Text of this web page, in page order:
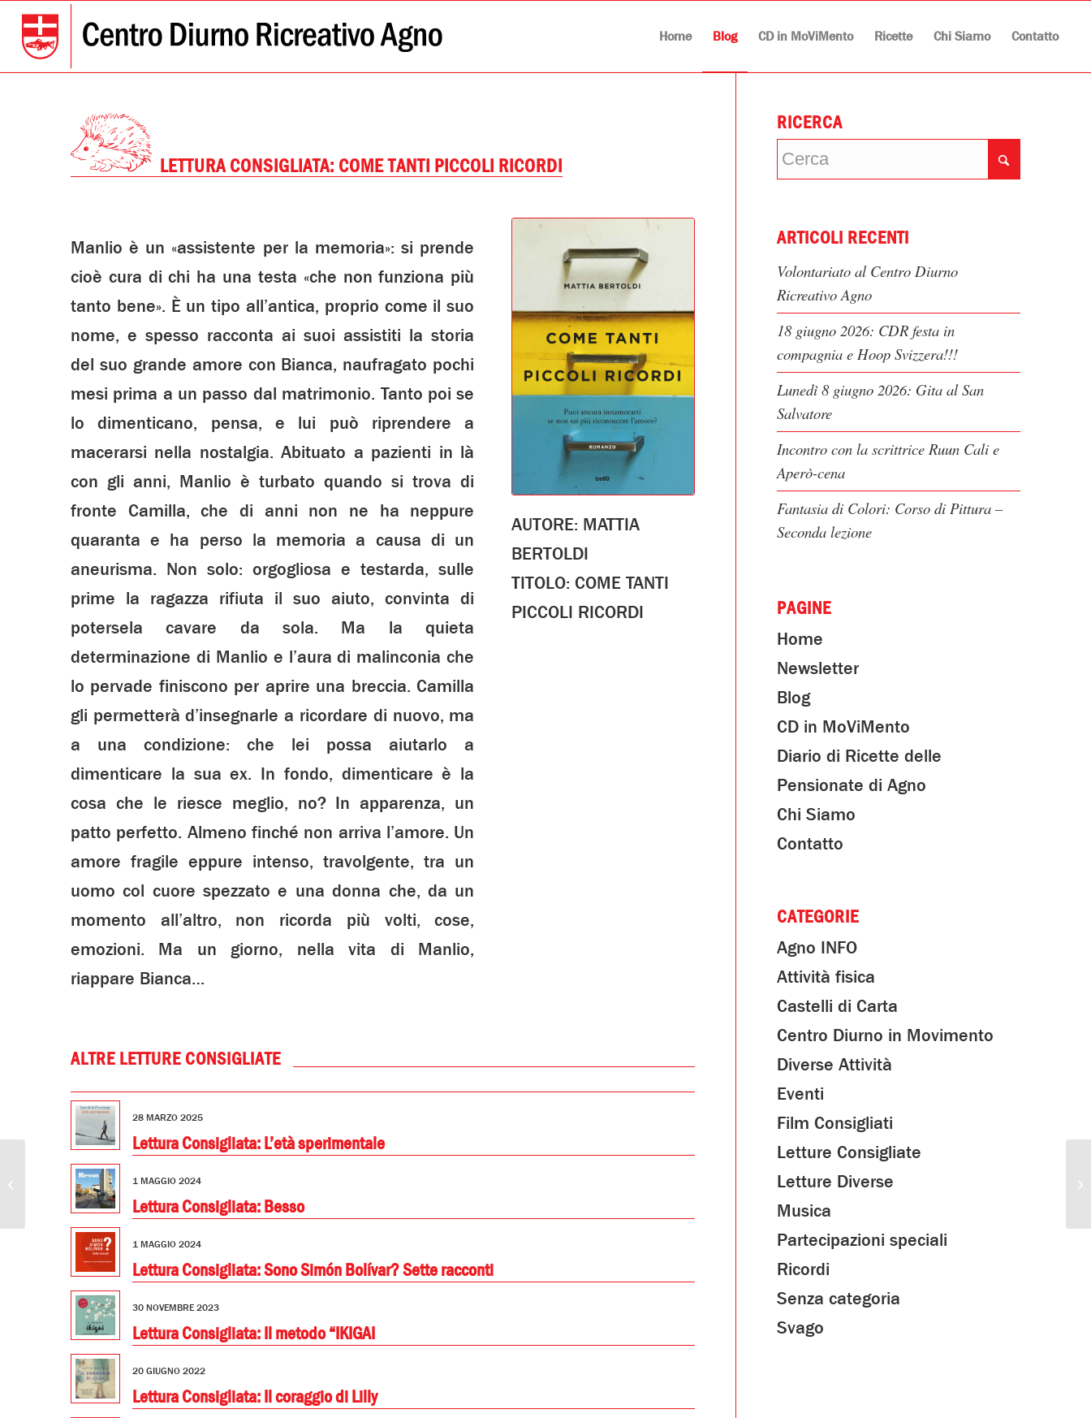
Home Blog CD in MoViMento Ricette Chi Siamo Contatto
LETTURA CONSIGLIATA: COME TANTI PICCOLI RICORDI
Manlio è un «assistente per la memoria»: si prende
cioè cura di chi ha una testa «che non funziona più
tanto bene». È un tipo all’antica, proprio come il suo
nome, e spesso racconta ai suoi assistiti la storia
del suo grande amore con Bianca, naufragato pochi
mesi prima a un passo dal matrimonio. Tanto poi se
lo dimenticano, pensa, e lui può riprendere a
macerarsi nella nostalgia. Abituato a pazienti in là
con gli anni, Manlio è turbato quando si trova di
fronte Camilla, che di anni non ne ha neppure
quaranta e ha perso la memoria a causa di un
aneurisma. Non solo: orgogliosa e testarda, sulle
prime la ragazza rifiuta il suo aiuto, convinta di
potersela cavare da sola. Ma la quieta
determinazione di Manlio e l’aura di malinconia che
lo pervade finiscono per aprire una breccia. Camilla
gli permetterà d’insegnarle a ricordare di nuovo, ma
a una condizione: che lei possa aiutarlo a
dimenticare la sua ex. In fondo, dimenticare è la
cosa che le riesce meglio, no? In apparenza, un
patto perfetto. Almeno finché non arriva l’amore. Un
amore fragile eppure intenso, travolgente, tra un
uomo col cuore spezzato e una donna che, da un
momento all’altro, non ricorda più volti, cose,
emozioni. Ma un giorno, nella vita di Manlio,
riappare Bianca…
AUTORE: MATTIA
BERTOLDI
TITOLO: COME TANTI
PICCOLI RICORDI
ALTRE LETTURE CONSIGLIATE
28 MARZO 2025
Lettura Consigliata: L’età sperimentale
1 MAGGIO 2024
Lettura Consigliata: Besso
1 MAGGIO 2024
Lettura Consigliata: Sono Simón Bolívar? Sette racconti
30 NOVEMBRE 2023
Lettura Consigliata: Il metodo “IKIGAI
20 GIUGNO 2022
Lettura Consigliata: Il coraggio di Lilly
RICERCA
ARTICOLI RECENTI
Volontariato al Centro Diurno
Ricreativo Agno
18 giugno 2026: CDR festa in
compagnia e Hoop Svizzera!!!
Lunedì 8 giugno 2026: Gita al San
Salvatore
Incontro con la scrittrice Ruun Cali e
Aperò-cena
Fantasia di Colori: Corso di Pittura –
Seconda lezione
PAGINE
Home
Newsletter
Blog
CD in MoViMento
Diario di Ricette delle
Pensionate di Agno
Chi Siamo
Contatto
CATEGORIE
Agno INFO
Attività fisica
Castelli di Carta
Centro Diurno in Movimento
Diverse Attività
Eventi
Film Consigliati
Letture Consigliate
Letture Diverse
Musica
Partecipazioni speciali
Ricordi
Senza categoria
Svago
CENTRO DIURNO IN
MOVIMENTO!